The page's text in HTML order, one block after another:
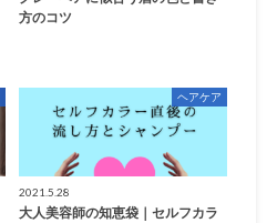
方のコツ
ヘアケア
2021.5.28
大人美容師の知恵袋｜セルフカラ